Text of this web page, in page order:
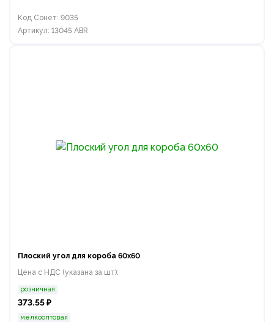
Код Сонет: 9035
Артикул: 13045 ABR
Плоский угол для короба 60х60
Цена с НДС (указана за шт):
розничная
373.55 ₽
мелкооптовая